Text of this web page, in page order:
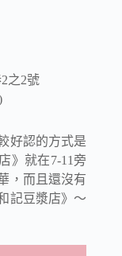
之2號
好認的方式是
》就在7-11旁
，而且還沒有
記豆漿店》～